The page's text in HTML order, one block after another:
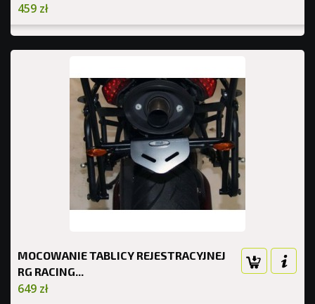
459 zł
MOCOWANIE TABLICY REJESTRACYJNEJ
RG RACING...
649 zł